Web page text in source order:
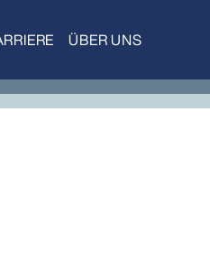
ÜBER UNS